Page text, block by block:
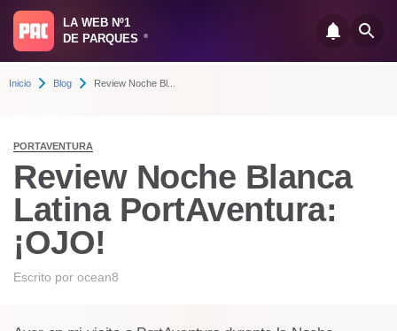
LA WEB Nº1
DE PARQUES
®
Inicio Blog Review Noche Bl...
PORTAVENTURA
Review Noche Blanca
Latina PortAventura:
¡OJO!
Escrito por ocean8